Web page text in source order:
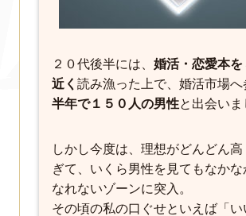
２０代後半には、 婚活・恋愛本を
近く 読み漁った上で、婚活市場へ
半年で１５０人の男性と出会いま
しかし今度は、理想がどんどん高
ぎて、いくら男性を見てもなかな
なれないゾーンに突入。
その頃の私の口ぐせといえば「い